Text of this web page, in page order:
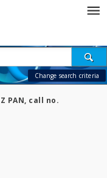
Change search criteria
PAN, call no.